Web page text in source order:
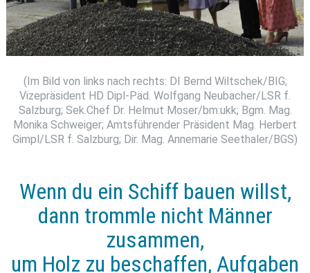
(Im Bild von links nach rechts: DI Bernd Wiltschek/BIG;
Vizepräsident HD Dipl-Päd. Wolfgang Neubacher/LSR f.
Salzburg; Sek.Chef Dr. Helmut Moser/bm:ukk; Bgm. Mag.
Monika Schweiger; Amtsführender Präsident Mag. Herbert
Gimpl/LSR f. Salzburg; Dir. Mag. Annemarie Seethaler/BGS)
Wenn du ein Schiff bauen willst,
dann trommle nicht Männer
zusammen,
um Holz zu beschaffen, Aufgaben